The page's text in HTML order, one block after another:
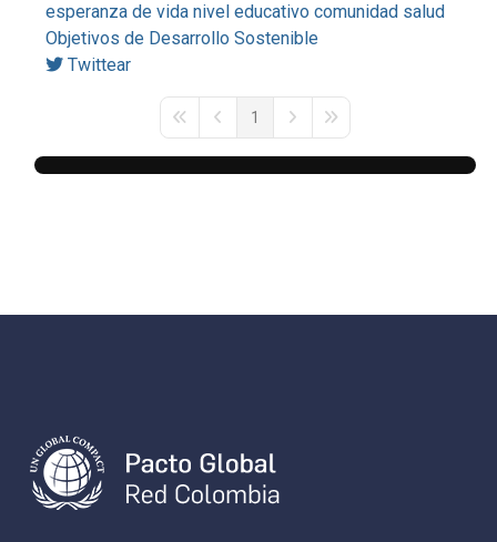
esperanza de vida nivel educativo comunidad salud
Objetivos de Desarrollo Sostenible
Twittear
First PagePrevious Page
1
Next PageLast Page